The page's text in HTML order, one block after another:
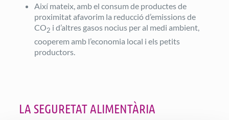
Així mateix, amb el consum de productes de
proximitat afavorim la reducció d’emissions de
CO2 i d’altres gasos nocius per al medi ambient,
cooperem amb l’economia local i els petits
productors.
LA SEGURETAT ALIMENTÀRIA